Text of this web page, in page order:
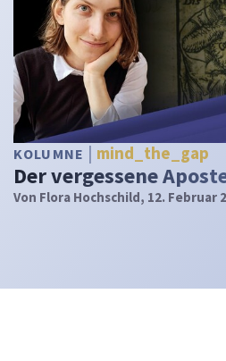
KOLUMNE mind_the_gap
Der vergessene
Von Flora Hochschild, 12. Februar